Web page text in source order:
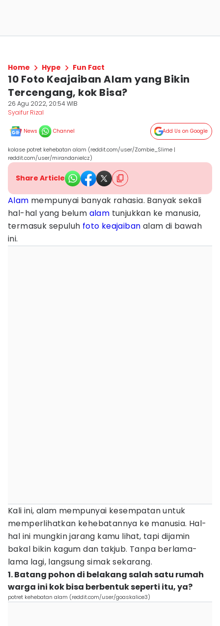
Home Hype Fun Fact
10 Foto Keajaiban Alam yang Bikin
Tercengang, kok Bisa?
26 Agu 2022, 20:54 WIB
Syaifur Rizal
News Channel Add Us on Google
kolase potret kehebatan alam (reddit.com/user/Zombie_Slime |
reddit.com/user/mirandanielcz)
Share Article
Alam mempunyai banyak rahasia. Banyak sekali
hal-hal yang belum alam tunjukkan ke manusia,
termasuk sepuluh foto keajaiban alam di bawah
ini.
Kali ini, alam mempunyai kesempatan untuk
memperlihatkan kehebatannya ke manusia. Hal-
hal ini mungkin jarang kamu lihat, tapi dijamin
bakal bikin kagum dan takjub. Tanpa berlama-
lama lagi, langsung simak sekarang.
1. Batang pohon di belakang salah satu rumah
warga ini kok bisa berbentuk seperti itu, ya?
potret kehebatan alam (reddit.com/user/goaskalice3)